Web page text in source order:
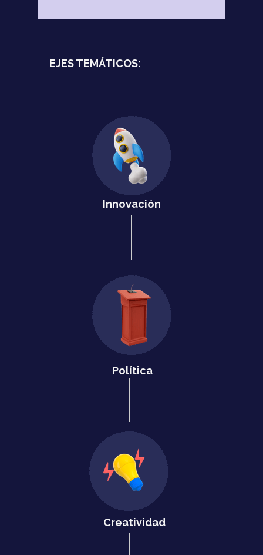
EJES TEMÁTICOS:
Innovación
Política
Creatividad